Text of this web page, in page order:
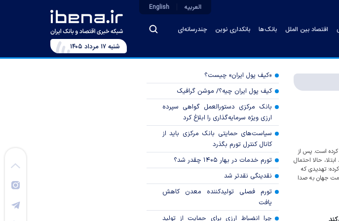
اقتصاد بین الملل بانک‌ها بانکداری نوین چندرسانه‌ای
العربیه English
شنبه ۱۷ مرداد ۱۴۰۵
کرده است. پس از
حالا احتمال
تهدیدی که
جهان به صدا
«کیف پول ایران» چیست؟
کیف پول ایران چیه؟/ موشن گرافیک
بانک مرکزی دستورالعمل گواهی سپرده
ارزی ویژه سرمایه‌گذاری را ابلاغ کرد
سیاست‌های حمایتی بانک مرکزی باید از
کانال کنترل تورم بگذرد
تورم خدمات در بهار ۱۴۰۵ چقدر شد؟
نقدینگی نقدتر شد
تورم فصلی تولیدکننده معدن کاهش
یافت
چرا انضباط ارزی برای حمایت از تولید